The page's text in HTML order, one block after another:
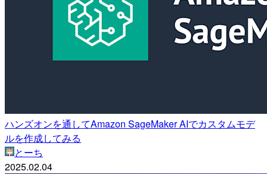
ハンズオンを通してAmazon SageMaker AIでカスタムモデ
ルを作成してみる
とーち
2025.02.04